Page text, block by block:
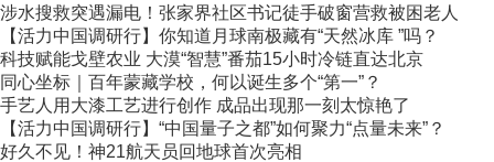
涉水搜救突遇漏电！张家界社区书记徒手破窗营救被困老人
【活力中国调研行】你知道月球南极藏有“天然冰库 ”吗？
科技赋能戈壁农业 大漠“智慧”番茄15小时冷链直达北京
同心坐标｜百年蒙藏学校，何以诞生多个“第一”？
手艺人用大漆工艺进行创作 成品出现那一刻太惊艳了
【活力中国调研行】“中国量子之都”如何聚力“点量未来”？
好久不见！神21航天员回地球首次亮相